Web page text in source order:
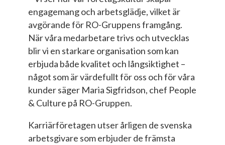
engagemang och arbetsglädje, vilket är
avgörande för RO-Gruppens framgång.
När våra medarbetare trivs och utvecklas
blir vi en starkare organisation som kan
erbjuda både kvalitet och långsiktighet –
något som är värdefullt för oss och för våra
kunder säger Maria Sigfridson, chef People
& Culture på RO-Gruppen.
Karriärföretagen utser årligen de svenska
arbetsgivare som erbjuder de främsta